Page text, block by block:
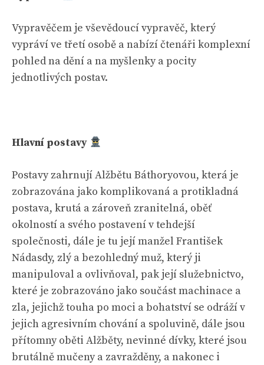
Vypravěčem je vševědoucí vypravěč, který
vypráví ve třetí osobě a nabízí čtenáři komplexní
pohled na dění a na myšlenky a pocity
jednotlivých postav.
Hlavní postavy
Postavy zahrnují Alžbětu Báthoryovou, která je
zobrazována jako komplikovaná a protikladná
postava, krutá a zároveň zranitelná, oběť
okolností a svého postavení v tehdejší
společnosti, dále je tu její manžel František
Nádasdy, zlý a bezohledný muž, který ji
manipuloval a ovlivňoval, pak její služebnictvo,
které je zobrazováno jako součást machinace a
zla, jejichž touha po moci a bohatství se odráží v
jejich agresivním chování a spoluvině, dále jsou
přítomny oběti Alžběty, nevinné dívky, které jsou
brutálně mučeny a zavražděny, a nakonec i